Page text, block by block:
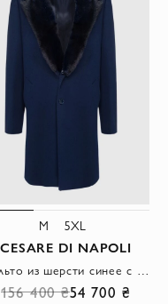
M 5XL
CESARE DI NAPOLI
Пальто из шерсти синее с воротником из натуральной норки
156 400 ₴54 700 ₴